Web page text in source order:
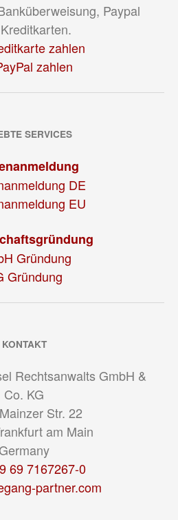
Paypal
zahlen
zahlen
SERVICES
DE
EU
Gründung
Gründung
KONTAKT
Rechtsanwalts GmbH &
Co. KG
Str. 22
am Main
Germany
69 7167267-0
partner.com